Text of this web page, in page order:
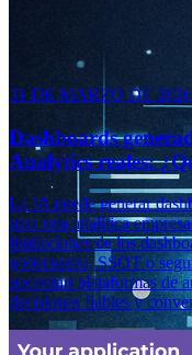
31 DE MARZO DE 2026
Dashboards
Analytics reales:
La IA puede generar
para una analítica
limitaciones de los
gobernanza, SSOT o
necesitan plataformas de
decisiones fiables y